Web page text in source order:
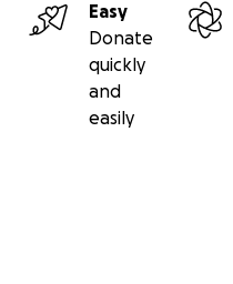
Easy
Donate
quickly
and
easily